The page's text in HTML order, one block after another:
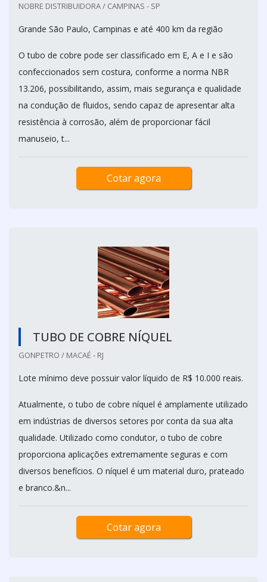
NOBRE DISTRIBUIDORA / CAMPINAS - SP
Grande São Paulo, Campinas e até 400 km da região
O tubo de cobre pode ser classificado em E, A e I e são
confeccionados sem costura, conforme a norma NBR
13.206, possibilitando, assim, mais segurança e qualidade
na condução de fluidos, sendo capaz de apresentar alta
resistência à corrosão, além de proporcionar fácil
manuseio, t...
Cotar agora
TUBO DE COBRE NÍQUEL
GONPETRO / MACAÉ - RJ
Lote mínimo deve possuir valor líquido de R$ 10.000 reais.
Atualmente, o tubo de cobre níquel é amplamente utilizado
em indústrias de diversos setores por conta da sua alta
qualidade. Utilizado como condutor, o tubo de cobre
proporciona aplicações extremamente seguras e com
diversos benefícios. O níquel é um material duro, prateado
e branco.&n...
Cotar agora